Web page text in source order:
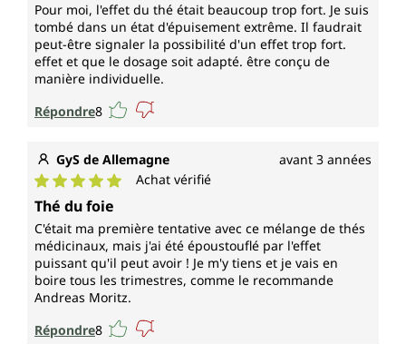
Pour moi, l'effet du thé était beaucoup trop fort. Je suis
tombé dans un état d'épuisement extrême. Il faudrait
peut-être signaler la possibilité d'un effet trop fort.
effet et que le dosage soit adapté. être conçu de
manière individuelle.
Répondre8
GyS de Allemagne avant 3 années
Note moyenne de 5 sur 5 étoiles
Achat vérifié
Thé du foie
C'était ma première tentative avec ce mélange de thés
médicinaux, mais j'ai été époustouflé par l'effet
puissant qu'il peut avoir ! Je m'y tiens et je vais en
boire tous les trimestres, comme le recommande
Andreas Moritz.
Répondre8